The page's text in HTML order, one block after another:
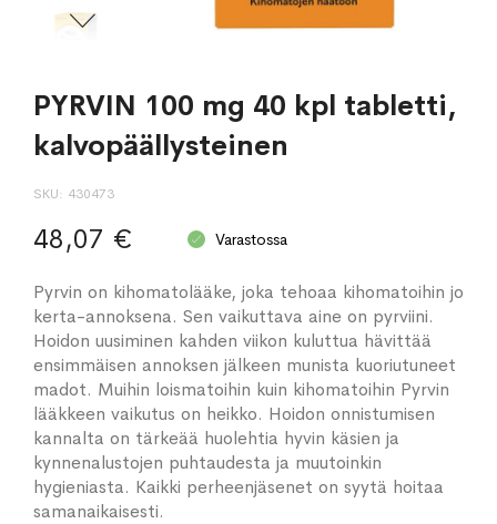
PYRVIN 100 mg 40 kpl tabletti,
kalvopäällysteinen
SKU 430473
48,07 € Varastossa
Pyrvin on kihomatolääke, joka tehoaa kihomatoihin jo
kerta-annoksena. Sen vaikuttava aine on pyrviini.
Hoidon uusiminen kahden viikon kuluttua hävittää
ensimmäisen annoksen jälkeen munista kuoriutuneet
madot. Muihin loismatoihin kuin kihomatoihin Pyrvin
lääkkeen vaikutus on heikko. Hoidon onnistumisen
kannalta on tärkeää huolehtia hyvin käsien ja
kynnenalustojen puhtaudesta ja muutoinkin
hygieniasta. Kaikki perheenjäsenet on syytä hoitaa
samanaikaisesti.